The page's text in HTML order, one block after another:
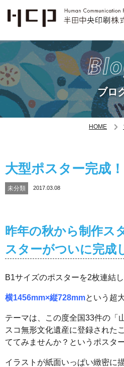
ブロ
HOME
大型ポスター完成！
未分類 2017.03.08
昨年の秋から制作ス
スターがついに完成
B1サイズのポスターを2枚連結
横1456mm×縦728mmという超
テーマは、この度全国33件の「
スコ無形文化遺産に登録された
ててみませんか？というポスター
イラストが紙面いっぱい緻密に